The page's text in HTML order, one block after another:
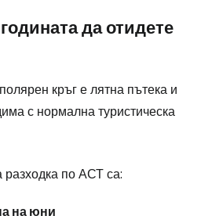
да отидете
кръг е лятна пътека и
с нормална туристическа
по АСТ са:
на юни